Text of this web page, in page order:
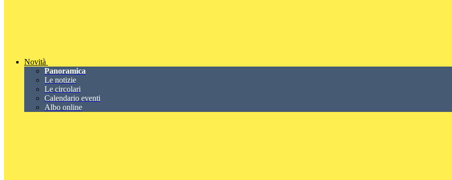
Novità
Panoramica
Le notizie
Le circolari
Calendario eventi
Albo online